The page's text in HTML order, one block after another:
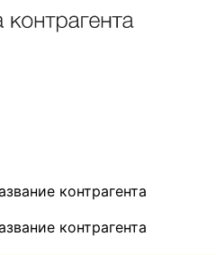
контрагента
контрагента